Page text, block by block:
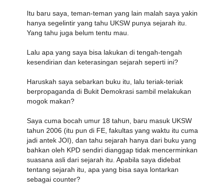
Itu baru saya, teman-teman yang lain malah saya yakin
hanya segelintir yang tahu UKSW punya sejarah itu.
Yang tahu juga belum tentu mau.
Lalu apa yang saya bisa lakukan di tengah-tengah
kesendirian dan keterasingan sejarah seperti ini?
Haruskah saya sebarkan buku itu, lalu teriak-teriak
berpropaganda di Bukit Demokrasi sambil melakukan
mogok makan?
Saya cuma bocah umur 18 tahun, baru masuk UKSW
tahun 2006 (itu pun di FE, fakultas yang waktu itu cuma
jadi antek JOI), dan tahu sejarah hanya dari buku yang
bahkan oleh KPD sendiri dianggap tidak mencerminkan
suasana asli dari sejarah itu. Apabila saya didebat
tentang sejarah itu, apa yang bisa saya lontarkan
sebagai counter?